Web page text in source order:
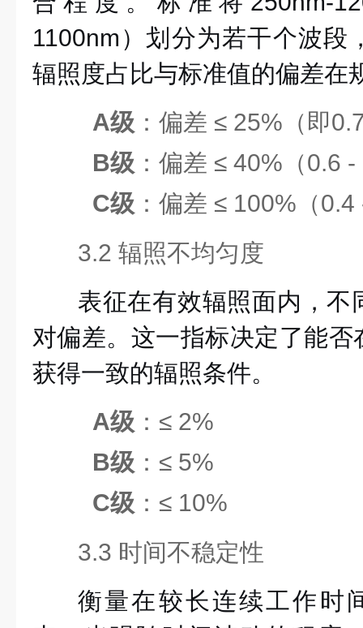
1100nm）划分为若干个波段
辐照度占比与标准值的偏差在
A级 ：偏差 ≤ 25%（即
B级 ：偏差 ≤ 40%（0.6
C级 ：偏差 ≤ 100%（
3.2 辐照不均匀度
表征在有效辐照面内，不
对偏差。这一指标决定了能
获得一致的辐照条件。
A级 ：≤ 2%
B级 ：≤ 5%
C级 ：≤ 10%
3.3 时间不稳定性
衡量在较长连续工作时